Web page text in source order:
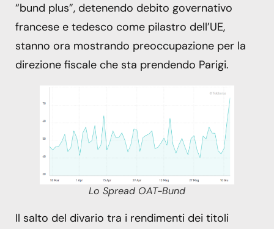
“bund plus”, detenendo debito governativo
francese e tedesco come pilastro dell’UE,
stanno ora mostrando preoccupazione per la
direzione fiscale che sta prendendo Parigi.
Lo Spread OAT-Bund
Il salto del divario tra i rendimenti dei titoli